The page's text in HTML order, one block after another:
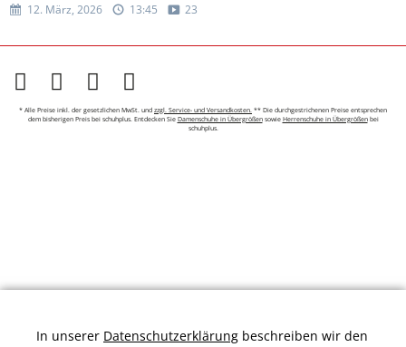
12. März, 2026 13:45 23:35
* Alle Preise inkl. der gesetzlichen MwSt. und zzgl. Service- und Versandkosten. ** Die durchgestrichenen Preise entsprechen
dem bisherigen Preis bei schuhplus. Entdecken Sie Damenschuhe in Übergrößensowie Herrenschuhe in Übergrößenbei
schuhplus.
In unserer Datenschutzerklärung beschreiben wir den